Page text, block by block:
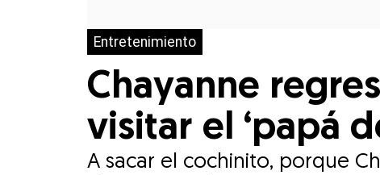
Entretenimiento
Chayanne
visitar el ‘papá
A sacar el cochinito, porque Chayanne regresa a México